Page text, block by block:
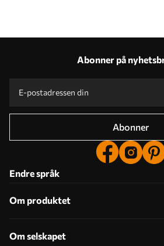
Abonner på
Abonner
Endre språk
Om produktet
Om selskapet